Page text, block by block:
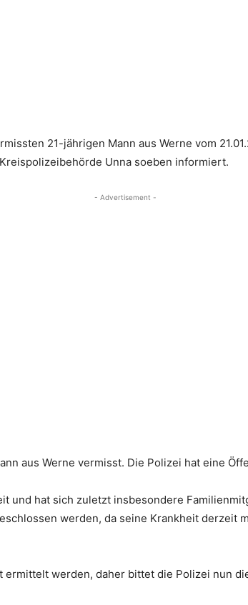
21-jährigen Mann aus Werne vom
Unna soeben informiert.
- Advertisement -
aus Werne vermisst. Die Polizei hat eine
und hat sich zuletzt insbesondere
werden, da seine Krankheit derzeit
werden, daher bittet die Polizei nun